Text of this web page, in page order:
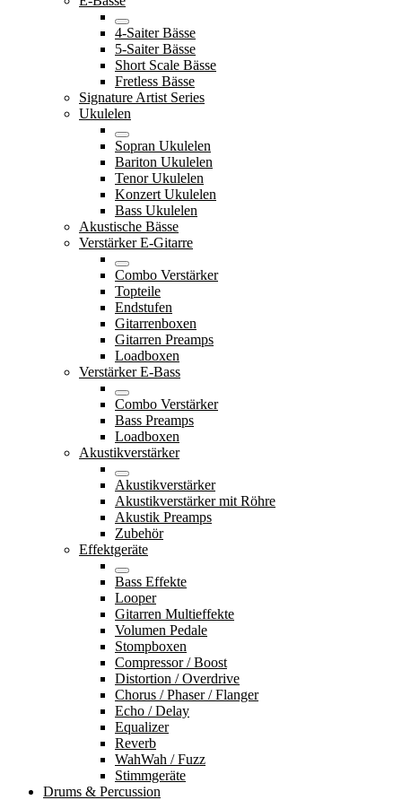
4-Saiter Bässe
5-Saiter Bässe
Short Scale Bässe
Fretless Bässe
Signature Artist Series
Ukulelen
Sopran Ukulelen
Bariton Ukulelen
Tenor Ukulelen
Konzert Ukulelen
Bass Ukulelen
Akustische Bässe
Verstärker E-Gitarre
Combo Verstärker
Topteile
Endstufen
Gitarrenboxen
Gitarren Preamps
Loadboxen
Verstärker E-Bass
Combo Verstärker
Bass Preamps
Loadboxen
Akustikverstärker
Akustikverstärker
Akustikverstärker mit Röhre
Akustik Preamps
Zubehör
Effektgeräte
Bass Effekte
Looper
Gitarren Multieffekte
Volumen Pedale
Stompboxen
Compressor / Boost
Distortion / Overdrive
Chorus / Phaser / Flanger
Echo / Delay
Equalizer
Reverb
WahWah / Fuzz
Stimmgeräte
Drums & Percussion